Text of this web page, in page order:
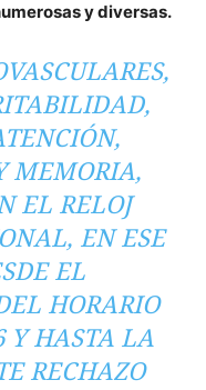
y diversas.
MEMORIA,
EL RELOJ
EN ESE
EL
HORARIO
Y HASTA LA
RECHAZO